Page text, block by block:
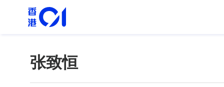
张致恒